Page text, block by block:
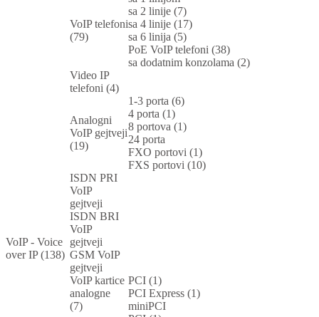
VoIP - Voice
over IP (138)
VoIP telefoni
(79)
sa 2 linije (7)
sa 4 linije (17)
sa 6 linija (5)
PoE VoIP telefoni (38)
sa dodatnim konzolama (2)
Video IP
telefoni (4)
Analogni
VoIP gejtveji
(19)
1-3 porta (6)
4 porta (1)
8 portova (1)
24 porta
FXO portovi (1)
FXS portovi (10)
ISDN PRI
VoIP
gejtveji
ISDN BRI
VoIP
gejtveji
GSM VoIP
gejtveji
VoIP kartice
analogne
(7)
PCI (1)
PCI Express (1)
miniPCI